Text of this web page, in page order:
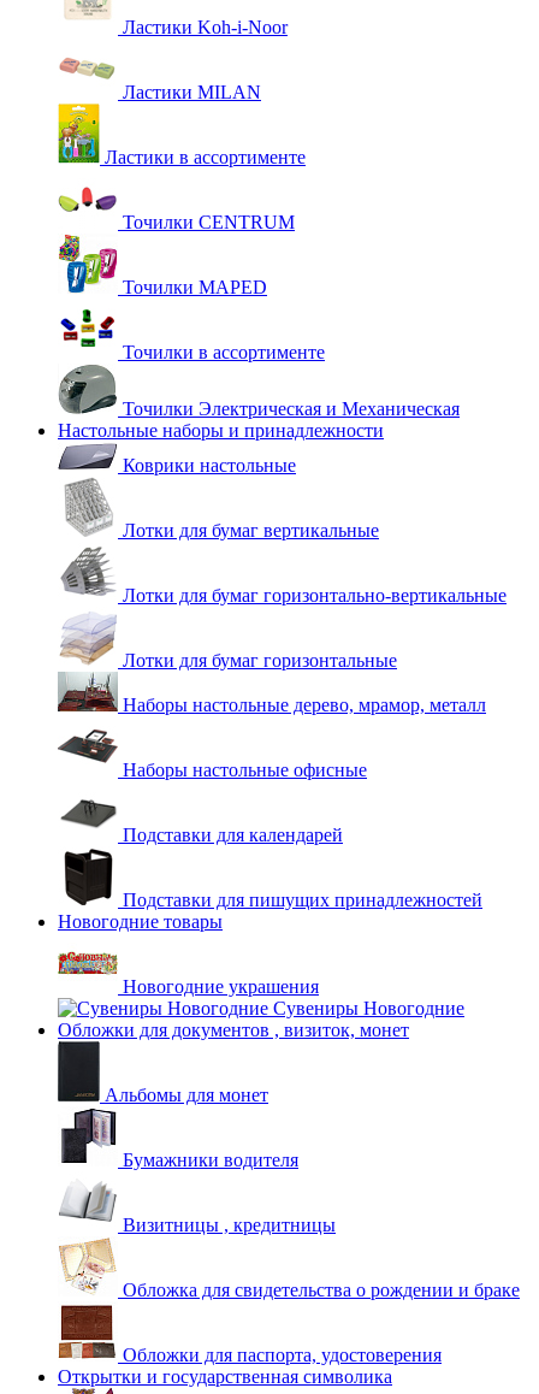
Ластики Koh-i-Noor
Ластики MILAN
Ластики в ассортименте
Точилки CENTRUM
Точилки MAPED
Точилки в ассортименте
Точилки Электрическая и Механическая
Настольные наборы и принадлежности
Коврики настольные
Лотки для бумаг вертикальные
Лотки для бумаг горизонтально-вертикальные
Лотки для бумаг горизонтальные
Наборы настольные дерево, мрамор, металл
Наборы настольные офисные
Подставки для календарей
Подставки для пишущих принадлежностей
Новогодние товары
Новогодние украшения
Сувениры Новогодние
Обложки для документов , визиток, монет
Альбомы для монет
Бумажники водителя
Визитницы , кредитницы
Обложка для свидетельства о рождении и браке
Обложки для паспорта, удостоверения
Открытки и государственная символика